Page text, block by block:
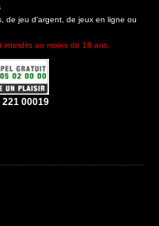
de jeu d'argent, de jeux en ligne ou
interdits au moins de 18 ans.
221 00019